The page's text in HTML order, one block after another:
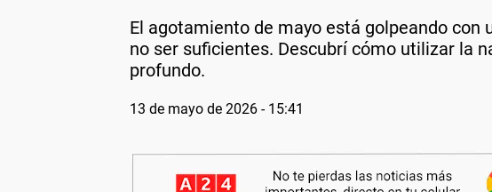
El agotamiento de mayo está golpeando
no ser suficientes. Descubrí cómo utilizar la
profundo.
13 de mayo de 2026 - 15:41